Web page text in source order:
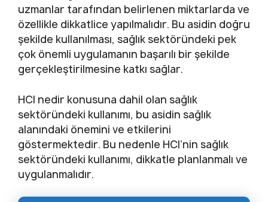
uzmanlar tarafından belirlenen miktarlarda ve
özellikle dikkatlice yapılmalıdır. Bu asidin doğru
şekilde kullanılması, sağlık sektöründeki pek
çok önemli uygulamanın başarılı bir şekilde
gerçekleştirilmesine katkı sağlar.
HCl nedir konusuna dahil olan sağlık
sektöründeki kullanımı, bu asidin sağlık
alanındaki önemini ve etkilerini
göstermektedir. Bu nedenle HCl’nin sağlık
sektöründeki kullanımı, dikkatle planlanmalı ve
uygulanmalıdır.